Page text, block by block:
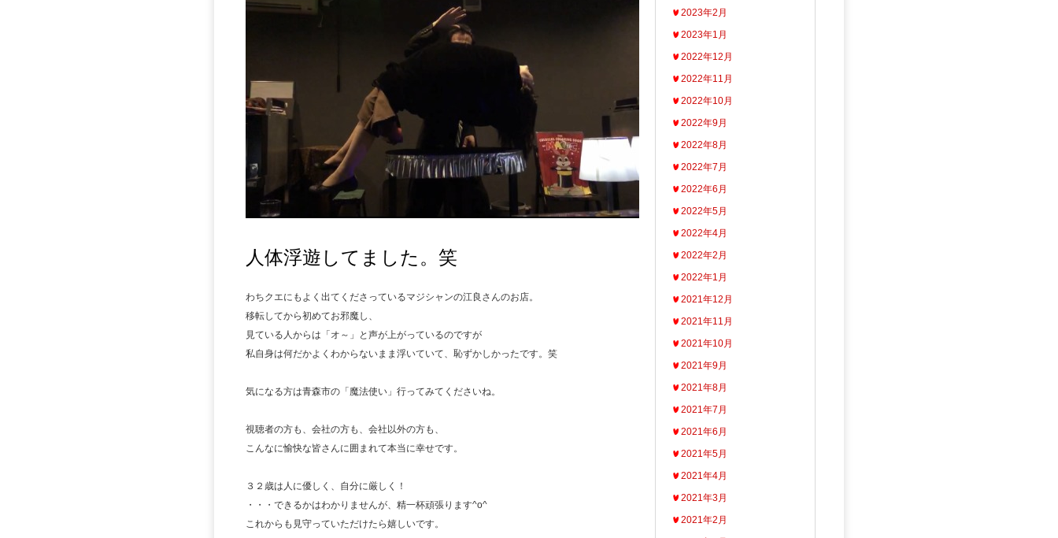
人体浮遊してました。笑
わちクエにもよく出てくださっているマジシャンの江良さんのお店。
移転してから初めてお邪魔し、
見ている人からは「オ～」と声が上がっているのですが
私自身は何だかよくわからないまま浮いていて、恥ずかしかったです。笑
気になる方は青森市の「魔法使い」行ってみてくださいね。
視聴者の方も、会社の方も、会社以外の方も、
こんなに愉快な皆さんに囲まれて本当に幸せです。
３２歳は人に優しく、自分に厳しく！
・・・できるかはわかりませんが、精一杯頑張ります^o^
これからも見守っていただけたら嬉しいです。
2023年2月
2023年1月
2022年12月
2022年11月
2022年10月
2022年9月
2022年8月
2022年7月
2022年6月
2022年5月
2022年4月
2022年2月
2022年1月
2021年12月
2021年11月
2021年10月
2021年9月
2021年8月
2021年7月
2021年6月
2021年5月
2021年4月
2021年3月
2021年2月